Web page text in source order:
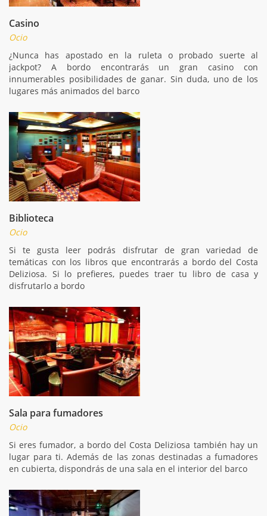
Casino
Ocio
¿Nunca has apostado en la ruleta o probado suerte al
jackpot? A bordo encontrarás un gran casino con
innumerables posibilidades de ganar. Sin duda, uno de los
lugares más animados del barco
Biblioteca
Ocio
Si te gusta leer podrás disfrutar de gran variedad de
temáticas con los libros que encontrarás a bordo del Costa
Deliziosa. Si lo prefieres, puedes traer tu libro de casa y
disfrutarlo a bordo
Sala para fumadores
Ocio
Si eres fumador, a bordo del Costa Deliziosa también hay un
lugar para ti. Además de las zonas destinadas a fumadores
en cubierta, dispondrás de una sala en el interior del barco